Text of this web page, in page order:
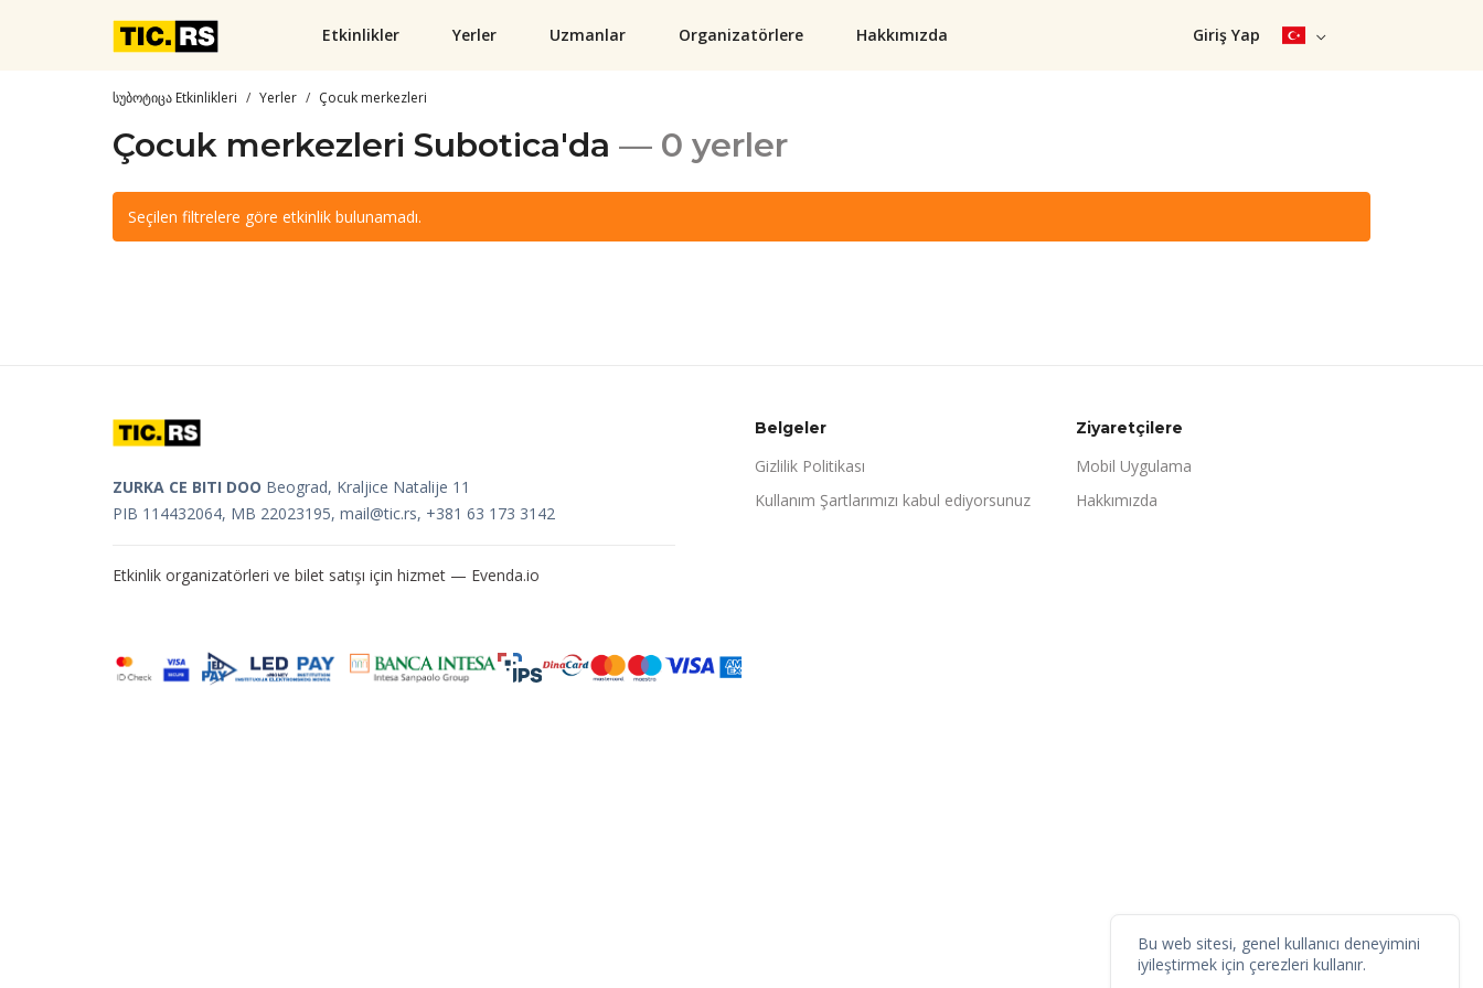
Etkinlikler Yerler Uzmanlar Organizatörlere Hakkımızda Giriş Yap
სუბოტიცა Etkinlikleri Yerler Çocuk merkezleri
Çocuk merkezleri Subotica'da — 0 yerler
Seçilen filtrelere göre etkinlik bulunamadı.
ZURKA CE BITI DOO Beograd, Kraljice Natalije 11
PIB 114432064, MB 22023195, mail@tic.rs, +381 63 173 3142
Etkinlik organizatörleri ve bilet satışı için hizmet — Evenda.io
Belgeler
Gizlilik Politikası
Kullanım Şartlarımızı kabul ediyorsunuz
Ziyaretçilere
Mobil Uygulama
Hakkımızda
Bu web sitesi, genel kullanıcı deneyimini
iyileştirmek için çerezleri kullanır.